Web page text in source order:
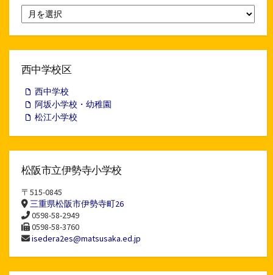
別
ア
イ
西中学校区
西中学校
阿坂小学校・幼稚園
松江小学校
松阪市立伊勢寺小学校
〒515-0845
三重県松阪市伊勢寺町26
0598-58-2949
0598-58-3760
isedera2es@matsusaka.ed.jp